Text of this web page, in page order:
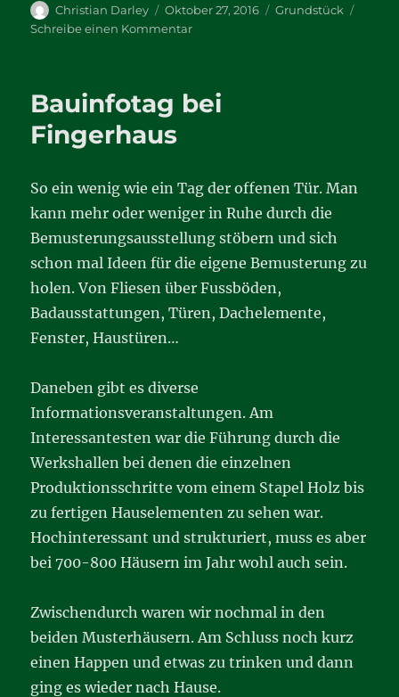
Autor
Christian Darley
Veröffentlicht
am
Oktober 27, 2016 Kategorien
Grundstück
Schreibe einen Kommentarzu
Garten
Bauinfotag bei
Fingerhaus
So ein wenig wie ein Tag der offenen Tür. Man
kann mehr oder weniger in Ruhe durch die
Bemusterungsausstellung stöbern und sich
schon mal Ideen für die eigene Bemusterung zu
holen. Von Fliesen über Fussböden,
Badausstattungen, Türen, Dachelemente,
Fenster, Haustüren…
Daneben gibt es diverse
Informationsveranstaltungen. Am
Interessantesten war die Führung durch die
Werkshallen bei denen die einzelnen
Produktionsschritte vom einem Stapel Holz bis
zu fertigen Hauselementen zu sehen war.
Hochinteressant und strukturiert, muss es aber
bei 700-800 Häusern im Jahr wohl auch sein.
Zwischendurch waren wir nochmal in den
beiden Musterhäusern. Am Schluss noch kurz
einen Happen und etwas zu trinken und dann
ging es wieder nach Hause.